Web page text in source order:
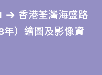
香港荃灣海盛路
年）繪圖及影像資